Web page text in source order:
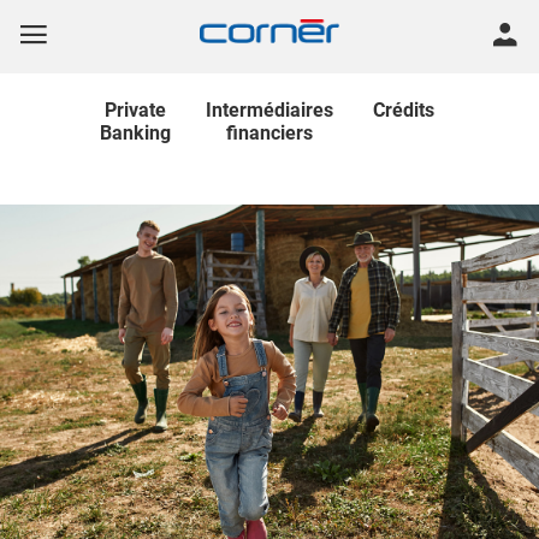
Private
Banking
Intermédiaires
financiers
Crédits